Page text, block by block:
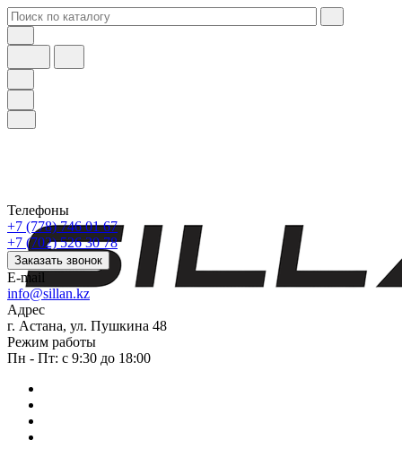
Телефоны
+7 (778) 746 01 67
+7 (702) 526 30 78
Заказать звонок
E-mail
info@sillan.kz
Адрес
г. Астана, ул. Пушкина 48
Режим работы
Пн - Пт: с 9:30 до 18:00